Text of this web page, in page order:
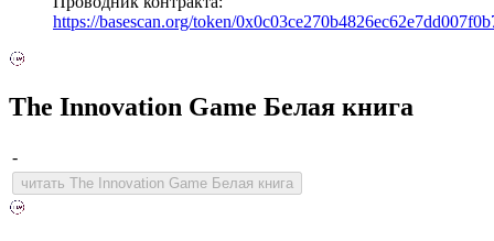
https://basescan.org/token/
The Innovation Game Белая книга
-
читать The Innovation Game Белая книга